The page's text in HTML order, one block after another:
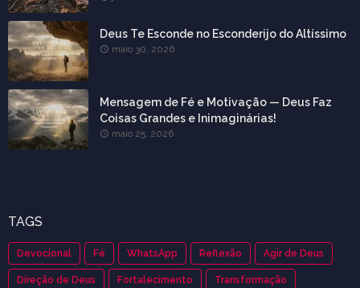
Deus Te Esconde no Esconderijo do Altíssimo
maio 30, 2026
Mensagem de Fé e Motivação — Deus Faz
Coisas Grandes e Inimaginárias!
maio 25, 2026
TAGS
Devocional Fé WhatsApp Reflexão Agir de Deus
Direção de Deus Fortalecimento Transformação